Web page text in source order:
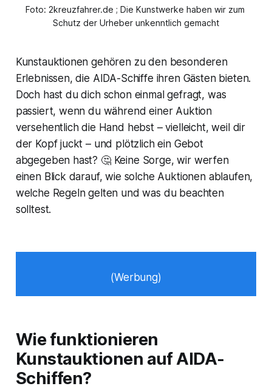
Foto: 2kreuzfahrer.de ; Die Kunstwerke haben wir zum
Schutz der Urheber unkenntlich gemacht
Kunstauktionen gehören zu den besonderen
Erlebnissen, die AIDA-Schiffe ihren Gästen bieten.
Doch hast du dich schon einmal gefragt, was
passiert, wenn du während einer Auktion
versehentlich die Hand hebst – vielleicht, weil dir
der Kopf juckt – und plötzlich ein Gebot
abgegeben hast? 🤔 Keine Sorge, wir werfen
einen Blick darauf, wie solche Auktionen ablaufen,
welche Regeln gelten und was du beachten
solltest.
(Werbung)
Wie funktionieren
Kunstauktionen auf AIDA-
Schiffen?